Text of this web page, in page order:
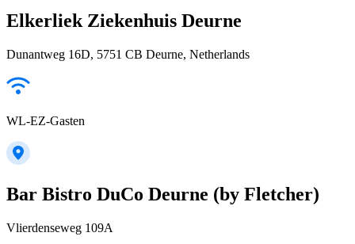
Elkerliek Ziekenhuis Deurne
Dunantweg 16D, 5751 CB Deurne, Netherlands
WL-EZ-Gasten
Bar Bistro DuCo Deurne (by Fletcher)
Vlierdenseweg 109A